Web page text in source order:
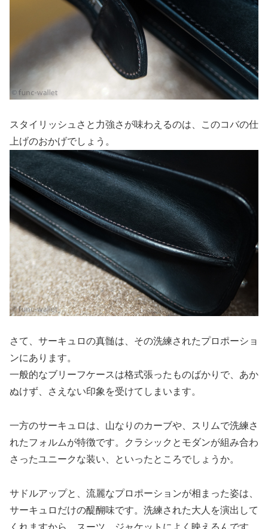
スタイリッシュさと力強さが味わえるのは、このコバの仕
上げのおかげでしょう。
さて、サーキュロの真髄は、その洗練されたプロポーショ
ンにあります。
一般的なブリーフケースは格式張ったものばかりで、あか
ぬけず、さえない印象を受けてしまいます。
一方のサーキュロは、山なりのカーブや、スリムで洗練さ
れたフォルムが特徴です。クラシックとモダンが組み合わ
さったユニークな装い、といったところでしょうか。
サドルアップと、流麗なプロポーションが相まった姿は、
サーキュロだけの醍醐味です。洗練された大人を演出して
くれますから、スーツ、ジャケットによく映えるんです